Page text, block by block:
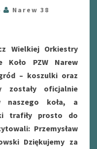
Narew 38
Wielkiej Orkiestry
Koło PZW Narew
– koszulki oraz
zostały oficjalnie
naszego koła, a
trafiły prosto do
Przemysław
Dziękujemy za